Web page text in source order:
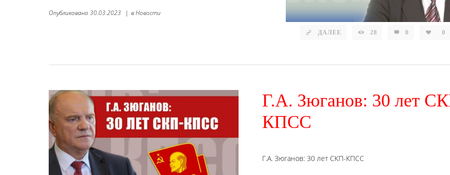
ДАЛЕЕ 28 0 0
Опубликовано 30.03.2023 | вНовости
Г.А. Зюганов: 30 лет
КПСС
Г.А. Зюганов: 30 лет СКП-КПСС